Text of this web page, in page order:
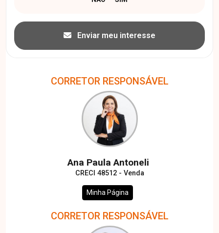
Enviar meu interesse
CORRETOR RESPONSÁVEL
Ana Paula Antoneli
CRECI 48512 - Venda
Minha Página
CORRETOR RESPONSÁVEL